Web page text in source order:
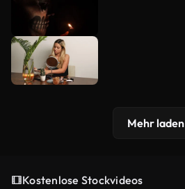
Mehr laden
Kostenlose Stockvideos